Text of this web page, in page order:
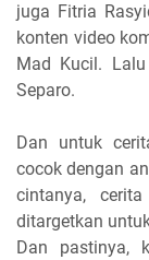
juga Fitria
konten video
Mad Kucil.
Separo.
Dan untuk
cocok dengan
cintanya,
ditargetkan
Dan pastinya,